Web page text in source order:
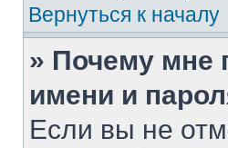
Вернуться к началу
» Почему мне
имени и
Если вы не